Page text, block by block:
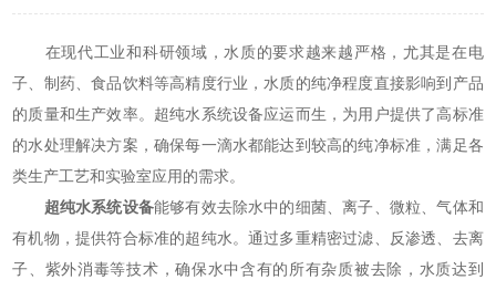
在现代工业和科研领域，水质的要求越来越严格，尤其是在电
子、制药、食品饮料等高精度行业，水质的纯净程度直接影响到产品
的质量和生产效率。超纯水系统设备应运而生，为用户提供了高标准
的水处理解决方案，确保每一滴水都能达到较高的纯净标准，满足各
类生产工艺和实验室应用的需求。
超纯水系统设备能够有效去除水中的细菌、离子、微粒、气体和
有机物，提供符合标准的超纯水。通过多重精密过滤、反渗透、去离
子、紫外消毒等技术，确保水中含有的所有杂质被去除，水质达到